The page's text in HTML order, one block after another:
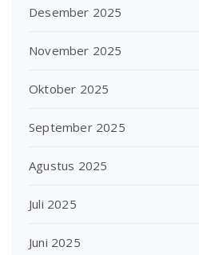
Desember 2025
November 2025
Oktober 2025
September 2025
Agustus 2025
Juli 2025
Juni 2025